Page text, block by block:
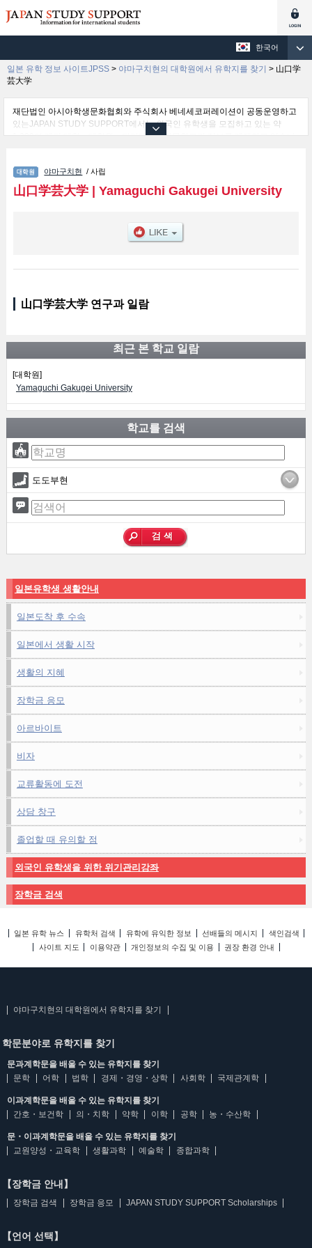
한국어
일본 유학 정보 사이트JPSS > 야마구치현의 대학원에서 유학지를 찾기 > 山口学
芸大学
재단법인 아시아학생문화협회와 주식회사 베네세코퍼레이션이 공동운영하고
있는JAPAN STUDY SUPPORT에서는 외국인 유학생을 모집하고 있는 약
1,300여 개의 대학・대학원・단기대학・전문학교의 정보를 게재하고 있습니
보, 모집정원과 합격자수 등의 입시정보, 시설안내, 교통정보 등 외국인 유학생
에게 유익하고 필요한 정보를 게재하고 있으므로 많이 이용해 주시기 바랍니
야마구치현 / 사립
山口学芸大学| Yamaguchi Gakugei University
山口学芸大学 연구과 일람
최근 본 학교 일람
[대학원]
Yamaguchi Gakugei University
학교를 검색
도도부현
일본유학생 생활안내
일본도착 후 수속
일본에서 생활 시작
생활의 지혜
장학금 응모
아르바이트
비자
교류활동에 도전
상담 창구
졸업할 때 유의할 점
외국인 유학생을 위한 위기관리강좌
장학금 검색
일본 유학 뉴스 유학처 검색 유학에 유익한 정보 선배들의 메시지
색인검색
사이트 지도
이용약관 개인정보의 수집 및 이용 권장 환경 안내
야마구치현의 대학원에서 유학지를 찾기
학문분야로 유학지를 찾기
문과계학문을 배울 수 있는 유학지를 찾기
문학
어학 법학 경제・경영・상학 사회학 국제관계학
이과계학문을 배울 수 있는 유학지를 찾기
간호・보건학
의・치학 약학 이학 공학 농・수산학
문・이과계학문을 배울 수 있는 유학지를 찾기
교원양성・교육학
생활과학 예술학 종합과학
【장학금 안내】
장학금 검색 장학금 응모 JAPAN STUDY SUPPORT Scholarships
【언어 선택】